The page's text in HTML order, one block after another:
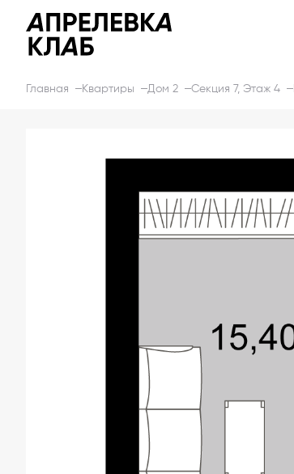
Главная Квартиры Дом 2 Секция 7, Этаж 4